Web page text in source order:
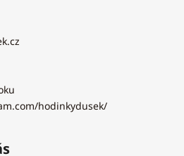
hodinkydusek/